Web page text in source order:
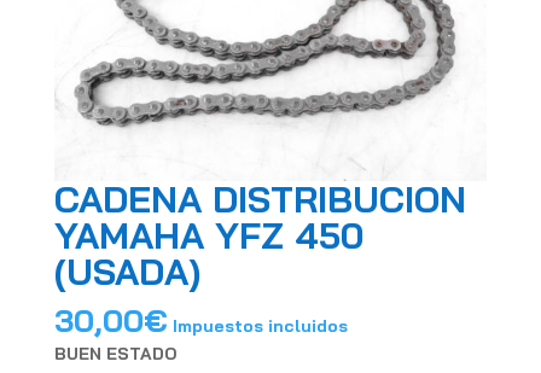
CADENA DISTRIBUCION
YAMAHA YFZ 450
(USADA)
30,00€ Impuestos incluidos
BUEN ESTADO